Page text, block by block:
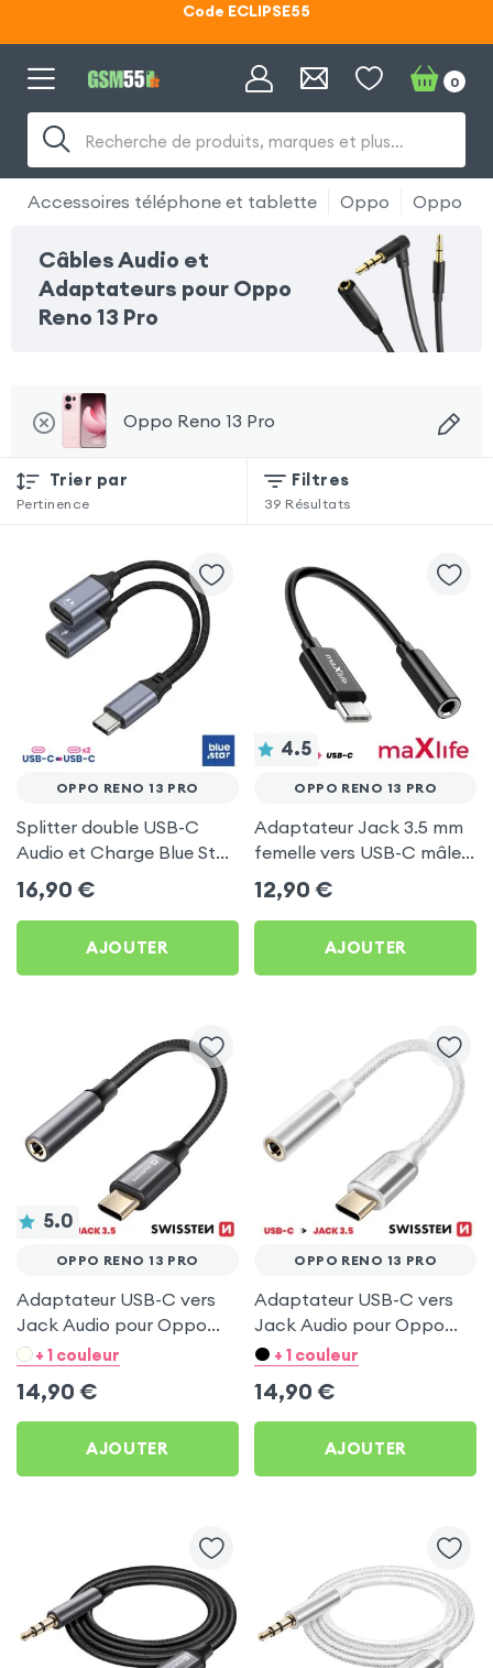
Code ECLIPSE55
Recherche de produits, marques et plus…
0
Accessoires téléphone et tablette Oppo Oppo
Câbles Audio et
Adaptateurs pour Oppo
Reno 13 Pro
Oppo Reno 13 Pro
Trier par
Pertinence
Filtres
39 Résultats
OPPO RENO 13 PRO
Splitter double USB-C
Audio et Charge Blue Star
Noir pour Oppo Reno 13
Pro
16,90 €
AJOUTER
4.5
OPPO RENO 13 PRO
Adaptateur Jack 3.5 mm
femelle vers USB-C mâle
Maxlife pour Oppo Reno
13 Pro
12,90 €
AJOUTER
5.0
OPPO RENO 13 PRO
Adaptateur USB-C vers
Jack Audio pour Oppo
Reno 13 Pro
+ 1 couleur
14,90 €
AJOUTER
OPPO RENO 13 PRO
Adaptateur USB-C vers
Jack Audio pour Oppo
Reno 13 Pro
+ 1 couleur
14,90 €
AJOUTER